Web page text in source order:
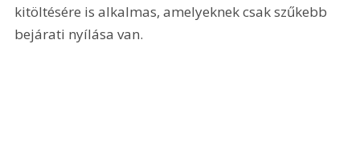
kitöltésére is alkalmas, amelyeknek csak szűkebb
bejárati nyílása van.